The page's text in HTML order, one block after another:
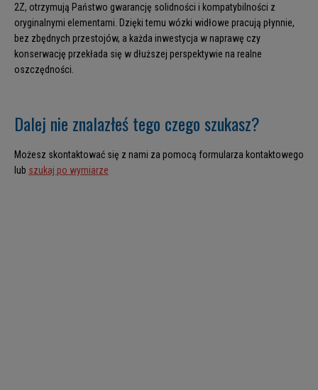
2Z, otrzymują Państwo gwarancję solidności i kompatybilności z
oryginalnymi elementami. Dzięki temu wózki widłowe pracują płynnie,
bez zbędnych przestojów, a każda inwestycja w naprawę czy
konserwację przekłada się w dłuższej perspektywie na realne
oszczędności.
Dalej nie znalazłeś tego czego szukasz?
Możesz skontaktować się z nami za pomocą formularza kontaktowego
lub szukaj po wymiarze